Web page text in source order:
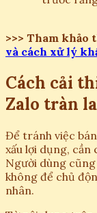
>>> Tham khảo
và cách xử lý
Cách cải
Zalo tràn
Để tránh việc bán
xấu lợi dụng, cần
Người dùng
không để chủ
nhân.